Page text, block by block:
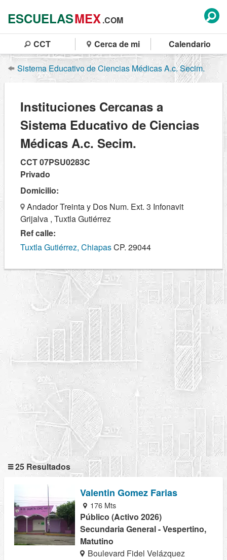
ESCUELASMEX.COM
CCT Cerca de mi Calendario
Sistema Educativo de Ciencias Médicas A.c. Secim.
Instituciones Cercanas a
Sistema Educativo de Ciencias
Médicas A.c. Secim.
CCT 07PSU0283C
Privado
Domicilio:
Andador Treinta y Dos Num. Ext. 3 Infonavit
Grijalva , Tuxtla Gutiérrez
Ref calle:
Tuxtla Gutiérrez, ChiapasCP. 29044
25 Resultados
Valentin Gomez Farias
176 Mts
Público (Activo 2026)
Secundaria General - Vespertino,
Matutino
Boulevard Fidel Velázquez